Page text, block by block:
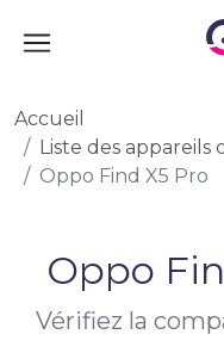
Accueil
Liste des appareils
Oppo Find X5 Pro
Oppo
Vérifiez la